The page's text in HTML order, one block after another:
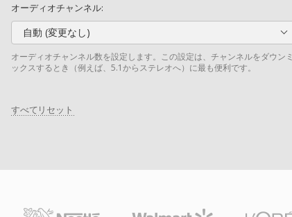
オーディオチャンネル:
自動 (変更なし)
オーディオチャンネル数を設定します。この設定は、チャンネルをダウンミ
ックスするとき（例えば、5.1からステレオへ）に最も便利です。
すべてリセット